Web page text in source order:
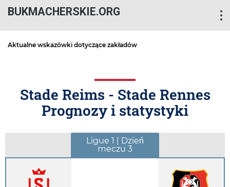
BUKMACHERSKIE.ORG
Aktualne wskazówki dotyczące zakładów
Stade Reims - Stade Rennes
Prognozy i statystyki
Ligue 1 | Dzień
meczu 3